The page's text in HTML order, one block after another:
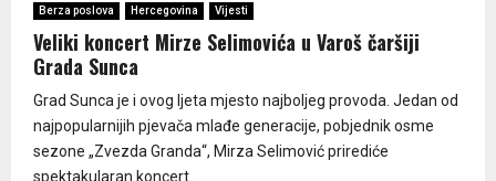
Berza poslova Hercegovina Vijesti
Veliki koncert Mirze Selimovića u Varoš čaršiji
Grada Sunca
Grad Sunca je i ovog ljeta mjesto najboljeg provoda. Jedan od
najpopularnijih pjevača mlađe generacije, pobjednik osme
sezone „Zvezda Granda“, Mirza Selimović prirediće
spektakularan koncert...